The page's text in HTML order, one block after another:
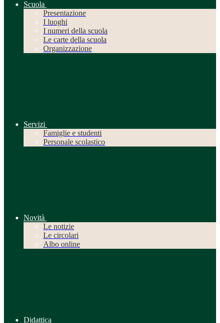
Scuola
Presentazione
I luoghi
I numeri della scuola
Le carte della scuola
Organizzazione
Servizi
Famiglie e studenti
Personale scolastico
Novità
Le notizie
Le circolari
Albo online
Didattica